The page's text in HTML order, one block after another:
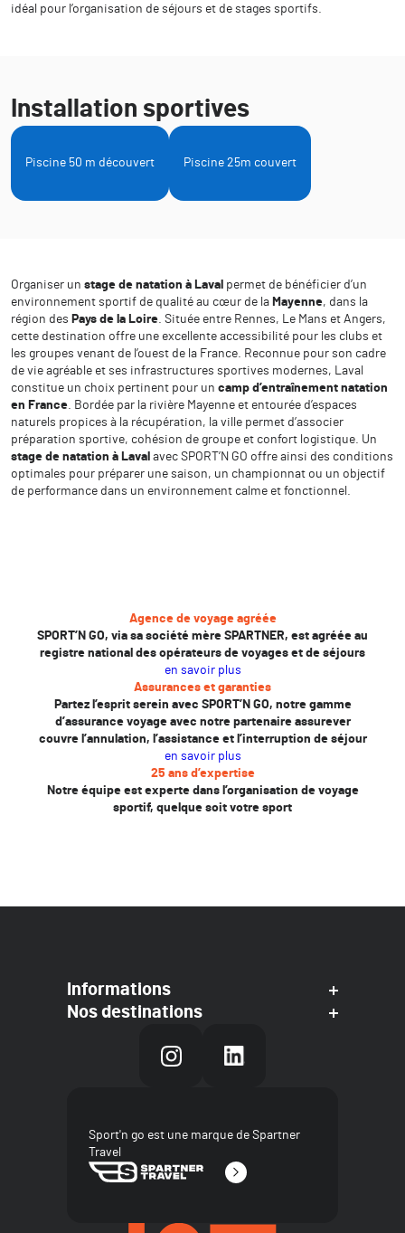
idéal pour l’organisation de séjours et de stages sportifs.
Installation sportives
Piscine 50 m découvert Piscine 25m couvert
Organiser un stage de natation à Laval permet de bénéficier d’un
environnement sportif de qualité au cœur de la Mayenne, dans la
région des Pays de la Loire. Située entre Rennes, Le Mans et Angers,
cette destination offre une excellente accessibilité pour les clubs et
les groupes venant de l’ouest de la France. Reconnue pour son cadre
de vie agréable et ses infrastructures sportives modernes, Laval
constitue un choix pertinent pour un camp d’entraînement natation
en France. Bordée par la rivière Mayenne et entourée d’espaces
naturels propices à la récupération, la ville permet d’associer
préparation sportive, cohésion de groupe et confort logistique. Un
stage de natation à Laval avec SPORT’N GO offre ainsi des conditions
optimales pour préparer une saison, un championnat ou un objectif
de performance dans un environnement calme et fonctionnel.
Agence de voyage agréée
SPORT’N GO, via sa société mère SPARTNER, est agréée au
registre national des opérateurs de voyages et de séjours
en savoir plus
Assurances et garanties
Partez l’esprit serein avec SPORT’N GO, notre gamme
d’assurance voyage avec notre partenaire assurever
couvre l’annulation, l’assistance et l’interruption de séjour
en savoir plus
25 ans d’expertise
Notre équipe est experte dans l’organisation de voyage
sportif, quelque soit votre sport
Informations
Nos destinations
Sport'n go est une marque de Spartner
Travel